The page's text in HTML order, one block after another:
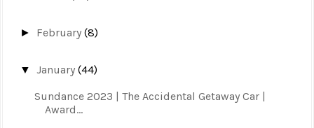
► February(8)
▼January(44)
Sundance 2023 | The Accidental Getaway Car |
Award...